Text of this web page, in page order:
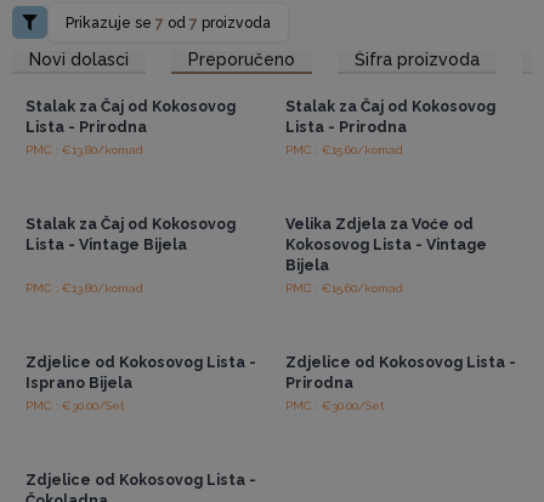
pa će točna boja i završni sloj varirati. Svaka je malo drugačija,
dakle jedinstvena.
Veličine:velika 40x20cm, srednja 30x15cm i mala 25x11cm.
upakirano u kutije od recikliranog kartona.
Prodaje se u setovima od 3 - Ručno izrađeno na Baliju -
dekor za dom.
Prikazuje se7 od7 proizvoda
Novi dolasci Preporučeno Šifra proizvoda
Pristup veleprodajnim
cijenama
Stalak za Čaj od Kokosovog
Lista - Prirodna
PMC : €13.80/komad
Pristup veleprodajnim
cijenama
Stalak za Čaj od Kokosovog
Lista - Prirodna
PMC : €15.60/komad
Stalak za Čaj od Kokosovog
Lista - Vintage Bijela
PMC : €13.80/komad
Velika Zdjela za Voće od
Kokosovog Lista - Vintage
Bijela
PMC : €15.60/komad
Zdjelice od Kokosovog Lista -
Isprano Bijela
PMC : €30.00/Set
Zdjelice od Kokosovog Lista -
Prirodna
PMC : €30.00/Set
Zdjelice od Kokosovog Lista -